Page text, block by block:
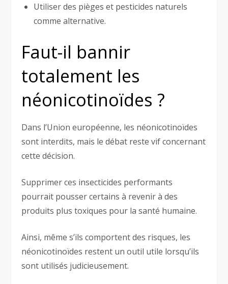
Utiliser des pièges et pesticides naturels
comme alternative.
Faut-il bannir
totalement les
néonicotinoïdes ?
Dans l’Union européenne, les néonicotinoïdes
sont interdits, mais le débat reste vif concernant
cette décision.
Supprimer ces insecticides performants
pourrait pousser certains à revenir à des
produits plus toxiques pour la santé humaine.
Ainsi, même s’ils comportent des risques, les
néonicotinoïdes restent un outil utile lorsqu’ils
sont utilisés judicieusement.